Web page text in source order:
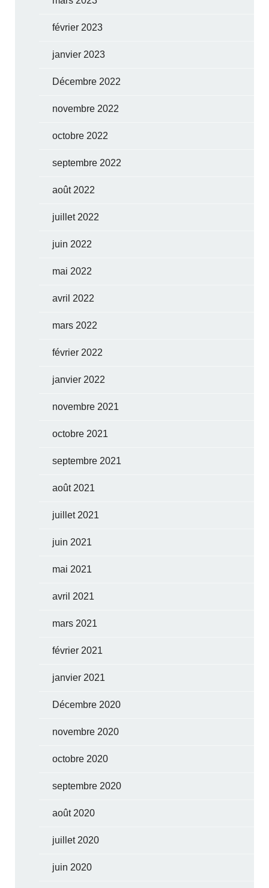
février 2023
janvier 2023
Décembre 2022
novembre 2022
octobre 2022
septembre 2022
août 2022
juillet 2022
juin 2022
mai 2022
avril 2022
mars 2022
février 2022
janvier 2022
novembre 2021
octobre 2021
septembre 2021
août 2021
juillet 2021
juin 2021
mai 2021
avril 2021
mars 2021
février 2021
janvier 2021
Décembre 2020
novembre 2020
octobre 2020
septembre 2020
août 2020
juillet 2020
juin 2020